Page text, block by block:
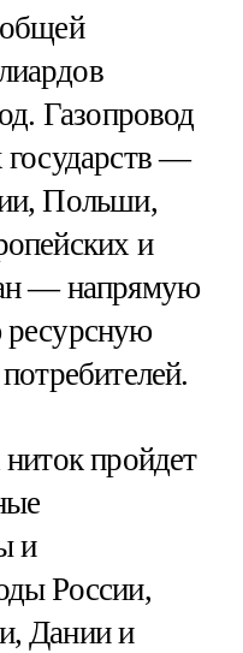
Газопровод
государств —
Польши,
и
— напрямую
ресурсную
пройдет
и
России,
Дании и